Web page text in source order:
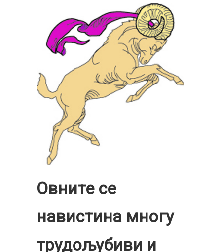
Овните се
навистина многу
трудољубиви и